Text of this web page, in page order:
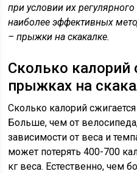
при условии их
наиболее эффективных
– прыжки на скакалке.
Сколько калорий
прыжках на
Сколько калорий
Больше, чем от
зависимости от веса и
может потерять 400-700
кг веса. Естественно, чем